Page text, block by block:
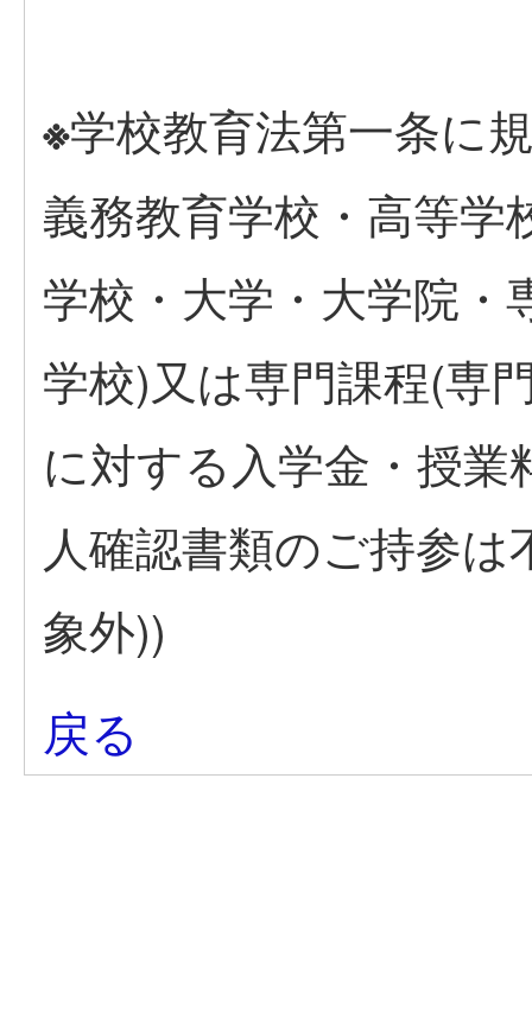
※学校教育法第一条に
義務教育学校・高等学
学校・大学・大学院・
学校)又は専門課程(専
に対する入学金・授
人確認書類のご持参
象外))
戻る